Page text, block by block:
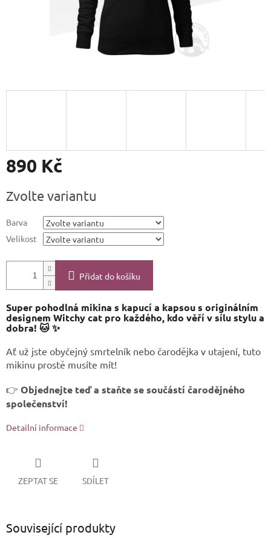
890 Kč
cena:
Zvolte variantu
Barva
Velikost
Přidat do košíku
Super pohodlná mikina s kapucí a kapsou s originálním
designem Witchy cat pro každého, kdo věří v sílu stylu a
dobra! 🐱 ✨
Ať už jste obyčejný smrtelník nebo čarodějka v utajení, tuto
mikinu prostě musíte mít!
👉 Objednejte teď a staňte se součástí čarodějného
společenství!
Detailní informace
ZEPTAT SE SDÍLET
Související produkty